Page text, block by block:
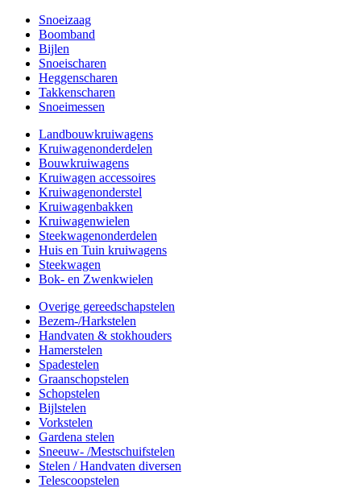
Snoeizaag
Boomband
Bijlen
Snoeischaren
Heggenscharen
Takkenscharen
Snoeimessen
Landbouwkruiwagens
Kruiwagenonderdelen
Bouwkruiwagens
Kruiwagen accessoires
Kruiwagenonderstel
Kruiwagenbakken
Kruiwagenwielen
Steekwagenonderdelen
Huis en Tuin kruiwagens
Steekwagen
Bok- en Zwenkwielen
Overige gereedschapstelen
Bezem-/Harkstelen
Handvaten & stokhouders
Hamerstelen
Spadestelen
Graanschopstelen
Schopstelen
Bijlstelen
Vorkstelen
Gardena stelen
Sneeuw- /Mestschuifstelen
Stelen / Handvaten diversen
Telescoopstelen